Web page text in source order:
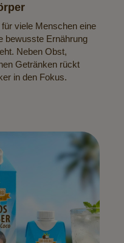
viele Menschen eine
bewusste Ernährung
Neben Obst,
Getränken rückt
in den Fokus.